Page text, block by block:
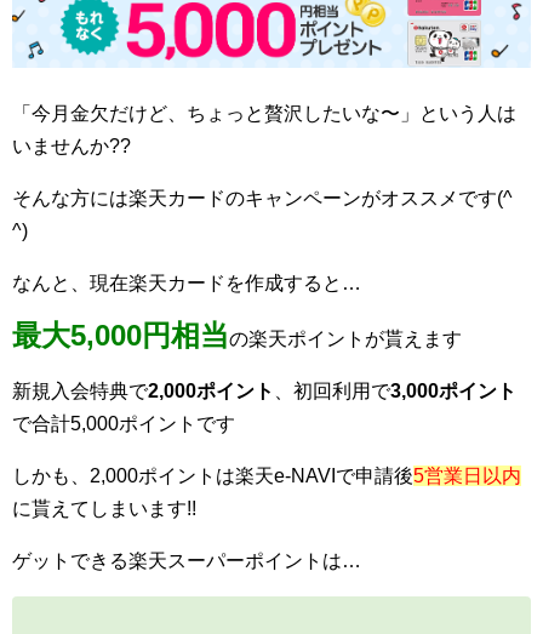
「今月金欠だけど、ちょっと贅沢したいな〜」という人は
いませんか??
そんな方には楽天カードのキャンペーンがオススメです(^
^)
なんと、現在楽天カードを作成すると…
最大5,000円相当の楽天ポイントが貰えます
新規入会特典で2,000ポイント 、初回利用で3,000ポイント
で合計5,000ポイントです
しかも、2,000ポイントは楽天e-NAVIで申請後5営業日以内
に貰えてしまいます!!
ゲットできる楽天スーパーポイントは…